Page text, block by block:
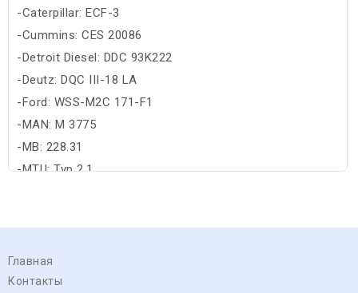
-Caterpillar: ECF-3
-Cummins: CES 20086
-Detroit Diesel: DDC 93K222
-Deutz: DQC III-18 LA
-Ford: WSS-M2C 171-F1
-MAN: M 3775
-MB: 228.31
-MTU: Typ 2.1
Главная
Контакты